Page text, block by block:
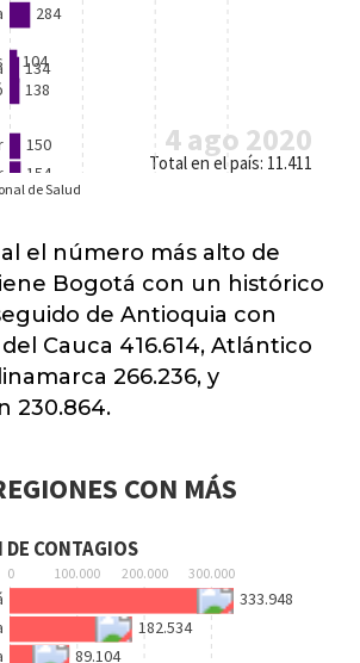
el número más alto de
Bogotá con un histórico
de Antioquia con
Cauca 416.614, Atlántico
266.236, y
230.864.